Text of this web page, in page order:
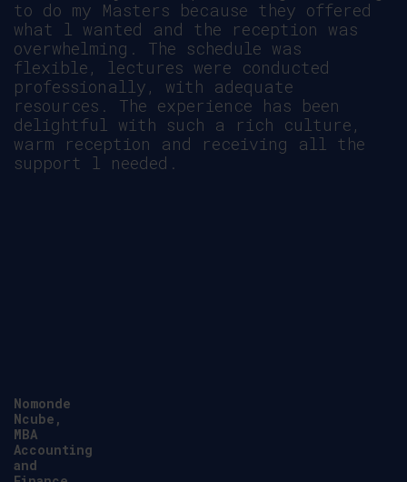
to do my Masters because they offered
what l wanted and the reception was
overwhelming. The schedule was
flexible, lectures were conducted
professionally, with adequate
resources. The experience has been
delightful with such a rich culture,
warm reception and receiving all the
support l needed.
Nomonde
Ncube,
MBA
Accounting
and